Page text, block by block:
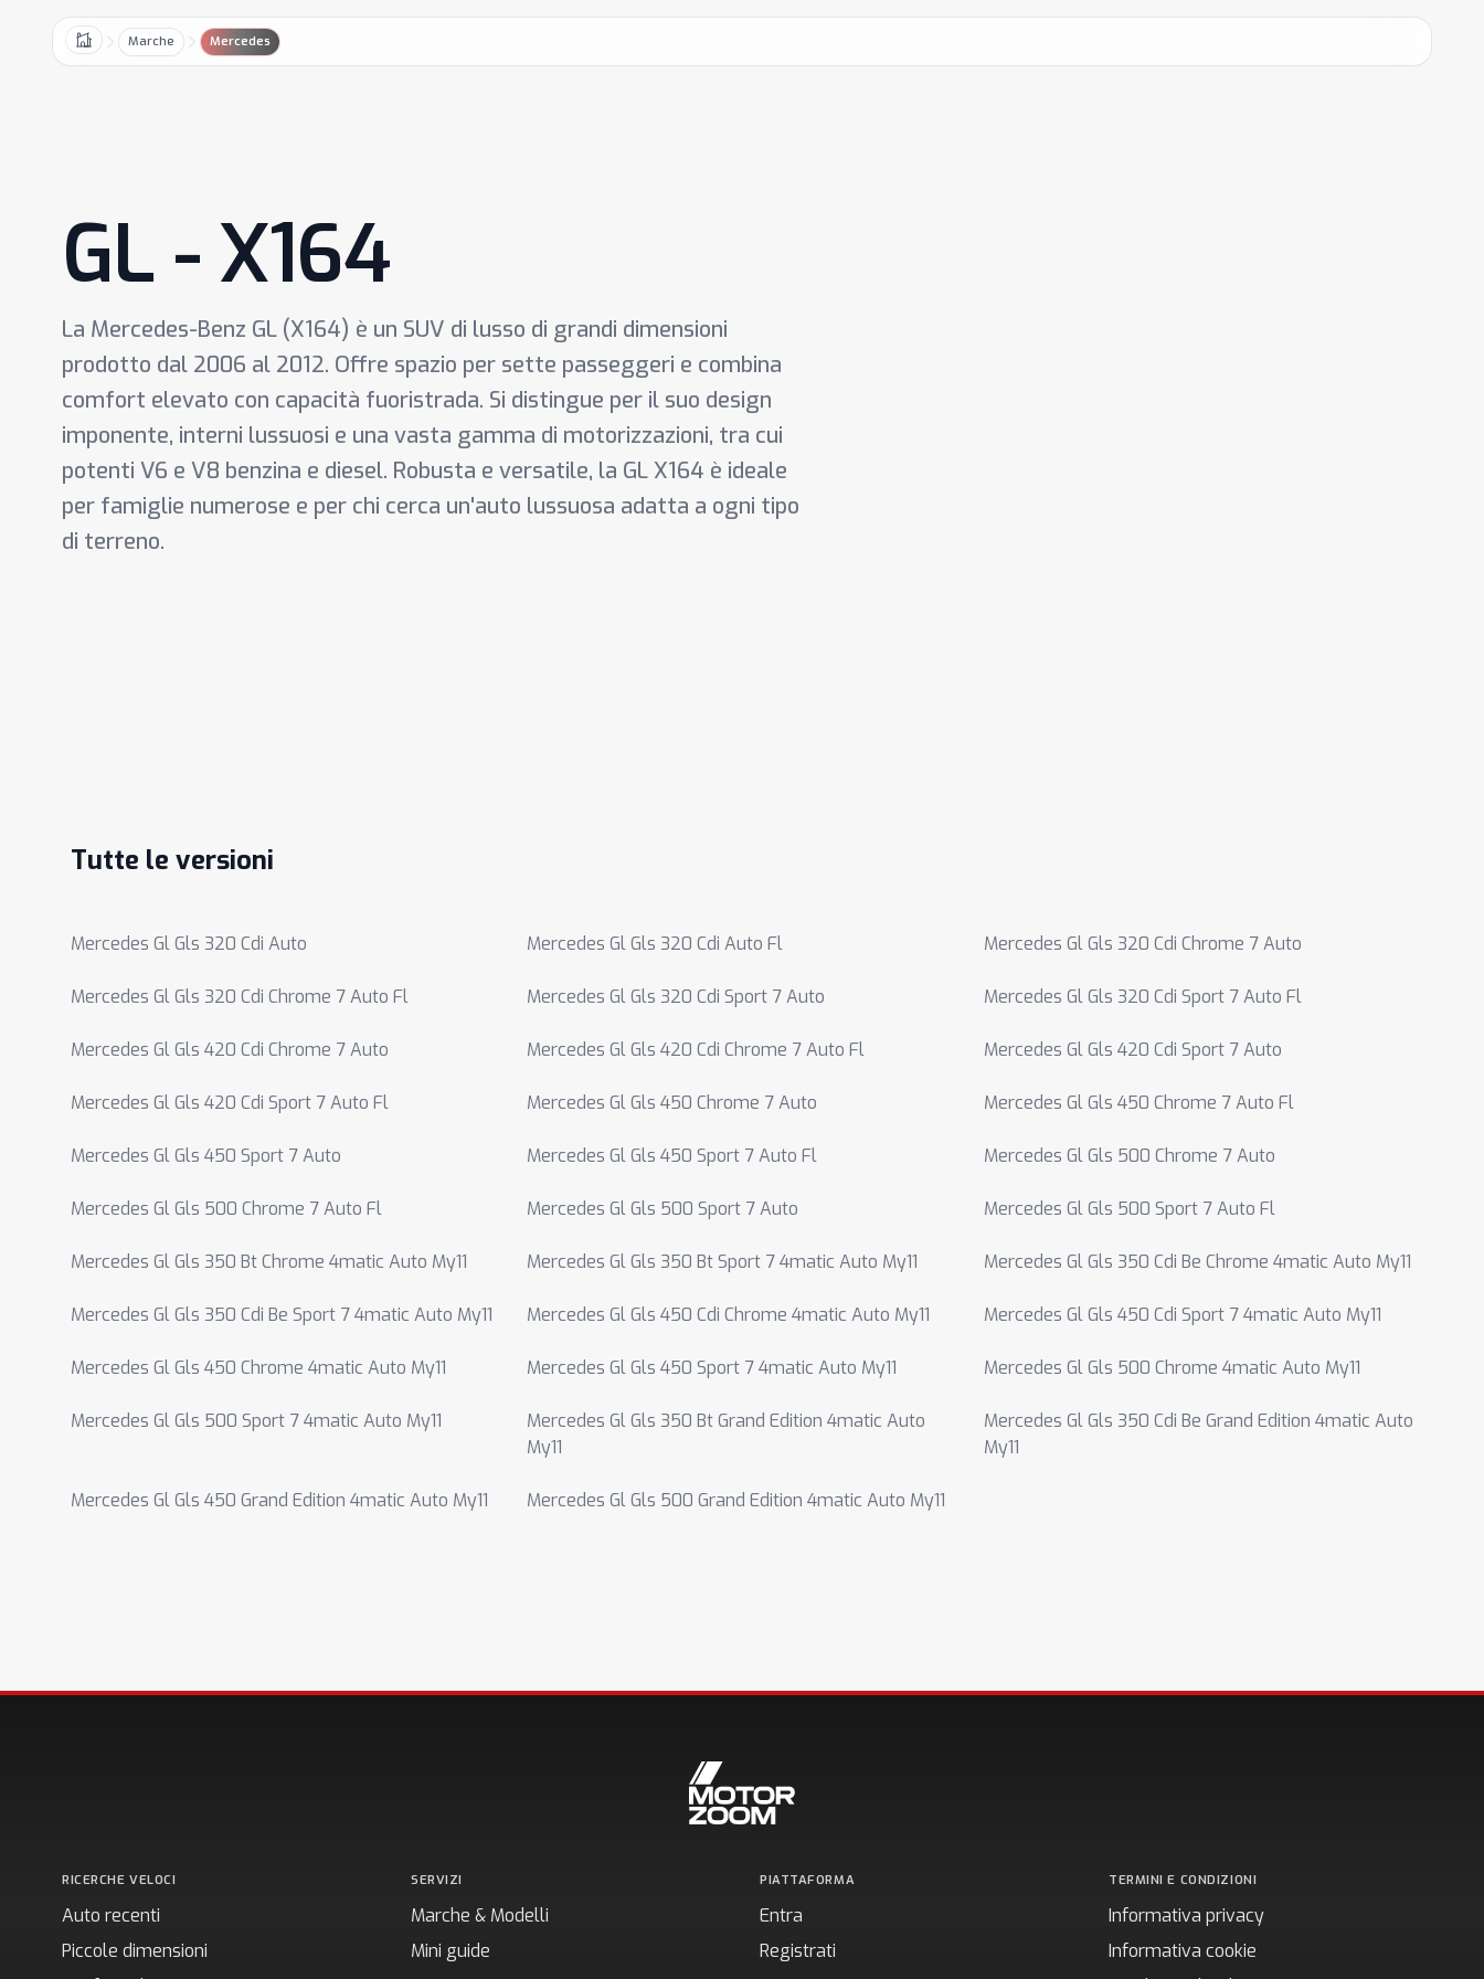
Home Marche Mercedes
GL - X164
La Mercedes-Benz GL (X164) è un SUV di lusso di grandi dimensioni
prodotto dal 2006 al 2012. Offre spazio per sette passeggeri e combina
comfort elevato con capacità fuoristrada. Si distingue per il suo design
imponente, interni lussuosi e una vasta gamma di motorizzazioni, tra cui
potenti V6 e V8 benzina e diesel. Robusta e versatile, la GL X164 è ideale
per famiglie numerose e per chi cerca un'auto lussuosa adatta a ogni tipo
di terreno.
Tutte le versioni
Mercedes Gl Gls 320 Cdi Auto Mercedes Gl Gls 320 Cdi Auto Fl Mercedes Gl Gls 320 Cdi Chrome 7 Auto
Mercedes Gl Gls 320 Cdi Chrome 7 Auto Fl Mercedes Gl Gls 320 Cdi Sport 7 Auto Mercedes Gl Gls 320 Cdi Sport 7 Auto Fl
Mercedes Gl Gls 420 Cdi Chrome 7 Auto Mercedes Gl Gls 420 Cdi Chrome 7 Auto Fl Mercedes Gl Gls 420 Cdi Sport 7 Auto
Mercedes Gl Gls 420 Cdi Sport 7 Auto Fl Mercedes Gl Gls 450 Chrome 7 Auto Mercedes Gl Gls 450 Chrome 7 Auto Fl
Mercedes Gl Gls 450 Sport 7 Auto Mercedes Gl Gls 450 Sport 7 Auto Fl Mercedes Gl Gls 500 Chrome 7 Auto
Mercedes Gl Gls 500 Chrome 7 Auto Fl Mercedes Gl Gls 500 Sport 7 Auto Mercedes Gl Gls 500 Sport 7 Auto Fl
Mercedes Gl Gls 350 Bt Chrome 4matic Auto My11 Mercedes Gl Gls 350 Bt Sport 7 4matic Auto My11 Mercedes Gl Gls 350 Cdi Be Chrome 4matic Auto My11
Mercedes Gl Gls 350 Cdi Be Sport 7 4matic Auto My11 Mercedes Gl Gls 450 Cdi Chrome 4matic Auto My11 Mercedes Gl Gls 450 Cdi Sport 7 4matic Auto My11
Mercedes Gl Gls 450 Chrome 4matic Auto My11 Mercedes Gl Gls 450 Sport 7 4matic Auto My11 Mercedes Gl Gls 500 Chrome 4matic Auto My11
Mercedes Gl Gls 500 Sport 7 4matic Auto My11
Mercedes Gl Gls 350 Bt Grand Edition 4matic Auto
My11
Mercedes Gl Gls 350 Cdi Be Grand Edition 4matic Auto
My11
Mercedes Gl Gls 450 Grand Edition 4matic Auto My11 Mercedes Gl Gls 500 Grand Edition 4matic Auto My11
RICERCHE VELOCI
Auto recenti
Piccole dimensioni
SERVIZI
Marche & Modelli
Mini guide
PIATTAFORMA
Entra
Registrati
TERMINI E CONDIZIONI
Informativa privacy
Informativa cookie